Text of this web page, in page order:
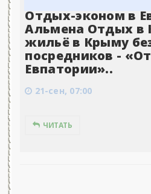
Отдых-эконом в
Альмена Отдых в
жильё в Крыму
посредников -
Евпатории»..
21-сен, 07:00
ЧИТАТЬ